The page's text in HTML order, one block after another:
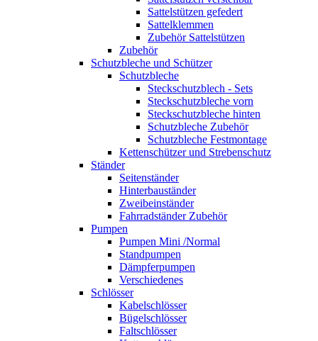
Sattelstützen gefedert
Sattelklemmen
Zubehör Sattelstützen
Zubehör
Schutzbleche und Schützer
Schutzbleche
Steckschutzblech - Sets
Steckschutzbleche vorn
Steckschutzbleche hinten
Schutzbleche Zubehör
Schutzbleche Festmontage
Kettenschützer und Strebenschutz
Ständer
Seitenständer
Hinterbauständer
Zweibeinständer
Fahrradständer Zubehör
Pumpen
Pumpen Mini /Normal
Standpumpen
Dämpferpumpen
Verschiedenes
Schlösser
Kabelschlösser
Bügelschlösser
Faltschlösser